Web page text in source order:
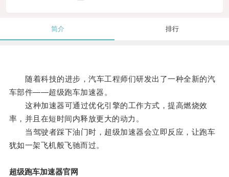
简介 排行
随着科技的进步，汽车工程师们研发出了一种全新的汽
车部件——超级跑车加速器。
这种加速器可通过优化引擎的工作方式，提高燃烧效
率，并且在短时间内释放更大的动力。
当驾驶者踩下油门时，超级加速器会立即反应，让跑车
犹如一架飞机般飞驰而过。
超级跑车加速器官网